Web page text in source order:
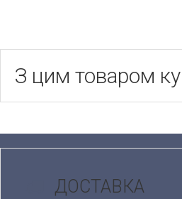
З цим товаром
ДОСТАВКА